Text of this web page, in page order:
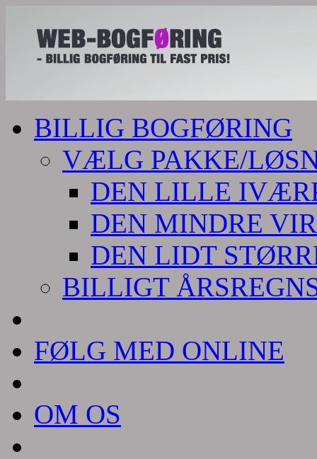
BILLIG BOGFØRING
VÆLG PAKKE/
DEN LILLE
DEN MINDRE
DEN LIDT
BILLIGT
FØLG MED ONLINE
OM OS